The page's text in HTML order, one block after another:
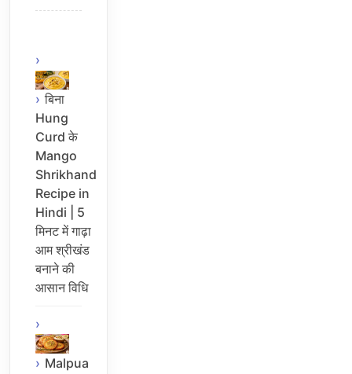
बिना
Hung
Curd के
Mango
Shrikhand
Recipe in
Hindi | 5
मिनट में गाढ़ा
आम श्रीखंड
बनाने की
आसान विधि
Malpua